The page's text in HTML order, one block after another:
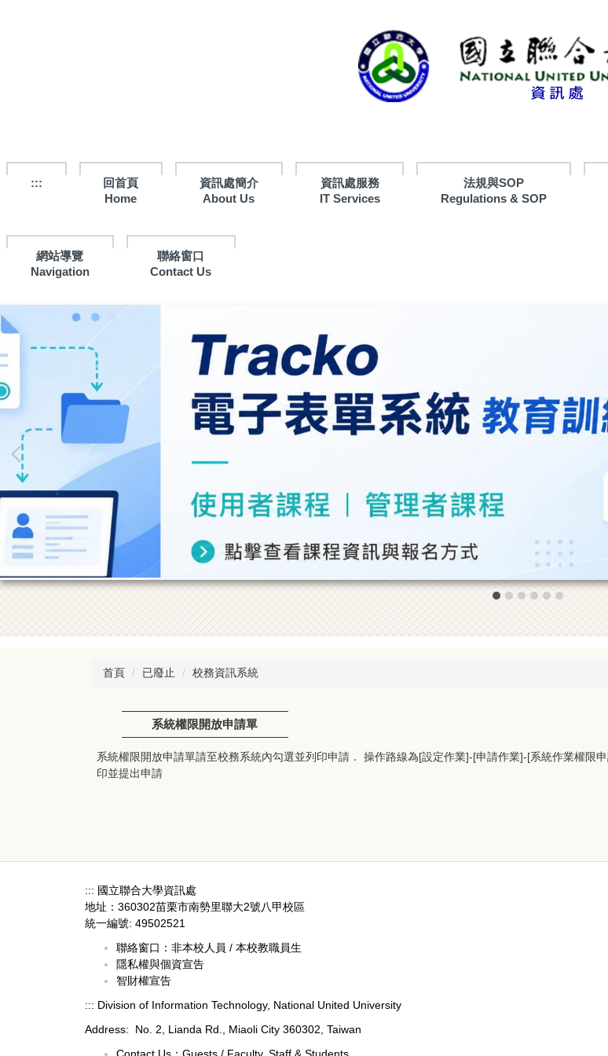
:::
回首頁
Home
資訊處簡介
About Us
資訊處服務
IT Services
法規與SOP
Regulations & SOP
網站導覽
Navigation
聯絡窗口
Contact Us
首頁 已廢止 校務資訊系統
系統權限開放申請單
系統權限開放申請單請至校務系統內勾選並列印申請． 操作路線為[設定作業]-[申請作業]-[系統作業權限
印並提出申請
::: 國立聯合大學資訊處
地址：360302苗栗市南勢里聯大2號八甲校區
統一編號: 49502521
聯絡窗口： 非本校人員 / 本校教職員生
隱私權與個資宣告
智財權宣告
::: Division of Information Technology, National United University
Address: No. 2, Lianda Rd., Miaoli City 360302, Taiwan
Contact Us： Guests / Faculty, Staff & Students